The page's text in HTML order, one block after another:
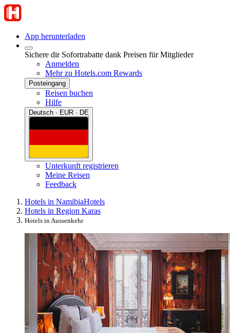
App herunterladen
Sichere dir Sofortrabatte dank Preisen für Mitglieder
Anmelden
Mehr zu Hotels.com Rewards
Posteingang
Reisen buchen
Hilfe
Deutsch · EUR · DE
Unterkunft registrieren
Meine Reisen
Feedback
Hotels in NamibiaHotels
Hotels in Region Karas
Hotels in Aussenkehr